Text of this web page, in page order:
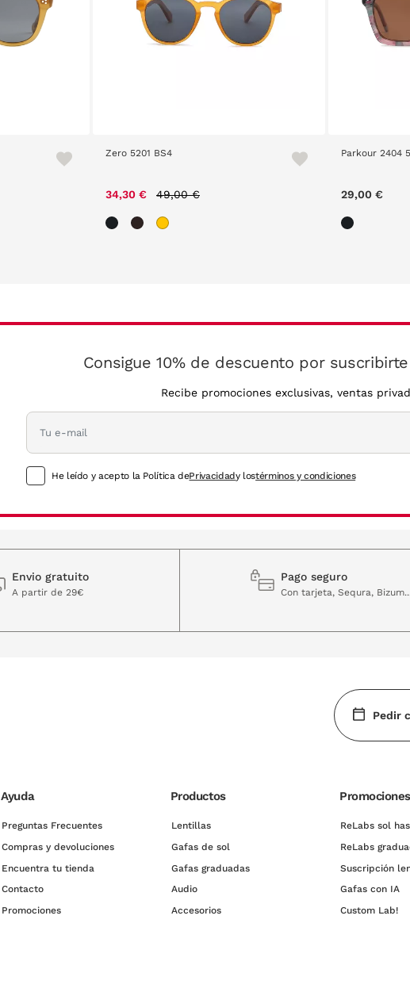
Zero 5201 BS4
34,30 € 49,00 €
Parkour 2404
29,00 €
Consigue 10% de descuento por
Recibe promociones exclusivas, ventas
He leído y acepto la Política dePrivacidady lostérminos y condiciones
Envio gratuito
A partir de 29€
Pago seguro
Con tarjeta, Sequra,
Pedir
Ayuda
Preguntas Frecuentes
Compras y devoluciones
Encuentra tu tienda
Contacto
Promociones
Productos
Lentillas
Gafas de sol
Gafas graduadas
Audio
Accesorios
Promociones
ReLabs sol
ReLabs
Suscripción
Gafas con IA
Custom Lab!